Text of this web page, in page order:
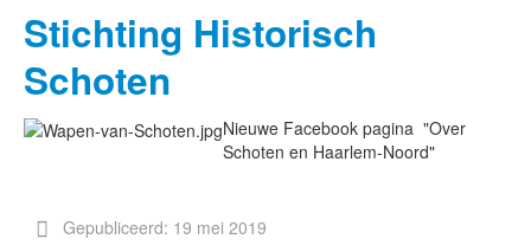
Stichting Historisch
Schoten
Nieuwe Facebook pagina "Over
Schoten en Haarlem-Noord"
Gepubliceerd: 19 mei 2019